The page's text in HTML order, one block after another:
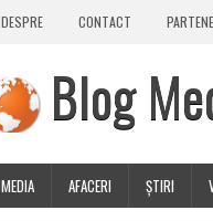
DESPRE CONTACT
Blog
MEDIA AFACERI ȘTIRI